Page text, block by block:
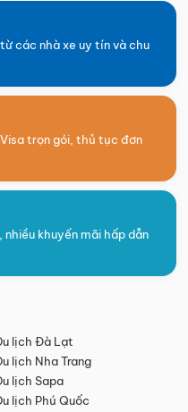
các nhà xe uy tín và chu
trọn gói, thủ tục đơn
khuyến mãi hấp dẫn
lịch Đà Lạt
lịch Nha Trang
lịch Sapa
lịch Phú Quốc